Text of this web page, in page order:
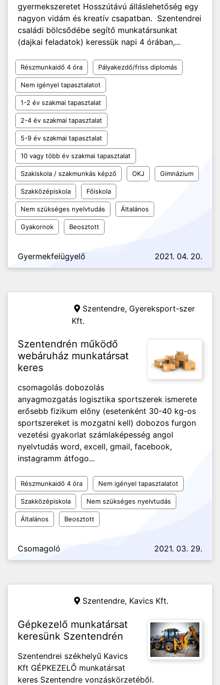
gyermekszeretet Hosszútávú álláslehetőség egy
nagyon vidám és kreatív csapatban. Szentendrei
családi bölcsődébe segítő munkatársunkat
(dajkai feladatok) keressük napi 4 órában,...
Részmunkaidő 4 óra Pályakezdő/friss diplomás
Nem igényel tapasztalatot
1-2 év szakmai tapasztalat
2-4 év szakmai tapasztalat
5-9 év szakmai tapasztalat
10 vagy több év szakmai tapasztalat
Szakiskola / szakmunkás képző OKJ Gimnázium
Szakközépiskola Főiskola
Nem szükséges nyelvtudás Általános
Gyakornok Beosztott
Gyermekfelügyelő 2021. 04. 20.
Szentendre, Gyereksport-szer
Kft.
Szentendrén működő
webáruház munkatársat
keres
csomagolás dobozolás
anyagmozgatás logisztika sportszerek ismerete
erősebb fizikum előny (esetenként 30-40 kg-os
sportszereket is mozgatni kell) dobozos furgon
vezetési gyakorlat számlaképesség angol
nyelvtudás word, excell, gmail, facebook,
instagramm átfogo...
Részmunkaidő 4 óra Nem igényel tapasztalatot
Szakközépiskola Nem szükséges nyelvtudás
Általános Beosztott
Csomagoló 2021. 03. 29.
Szentendre, Kavics Kft.
Gépkezelő munkatársat
keresünk Szentendrén
Szentendrei székhelyű Kavics
Kft GÉPKEZELŐ munkatársat
keres Szentendre vonzáskörzetéből.